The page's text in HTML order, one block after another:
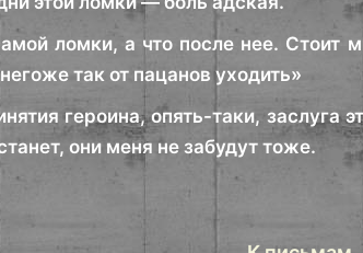
ломки, а что после нее. Стоит
так от пацанов уходить»
героина, опять-таки,
они меня не забудут тоже.